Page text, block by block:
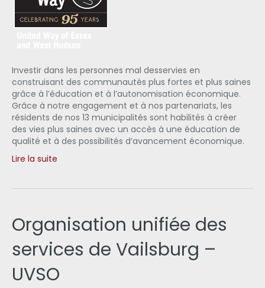
Investir dans les personnes mal desservies en
construisant des communautés plus fortes et plus saines
grâce à l’éducation et à l’autonomisation économique.
Grâce à notre engagement et à nos partenariats, les
résidents de nos 13 municipalités sont habilités à créer
des vies plus saines avec un accès à une éducation de
qualité et à des possibilités d’avancement économique.
Lire la suite
Organisation unifiée des
services de Vailsburg –
UVSO